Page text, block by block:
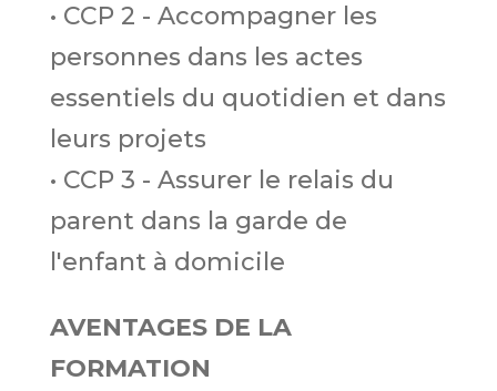
• CCP 2 - Accompagner les
personnes dans les actes
essentiels du quotidien et dans
leurs projets
• CCP 3 - Assurer le relais du
parent dans la garde de
l'enfant à domicile
AVENTAGES DE LA
FORMATION